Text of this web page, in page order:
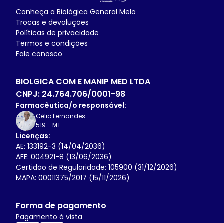
Conheça a Biológica General Melo
Trocas e devoluções
Políticas de privacidade
Termos e condições
Fale conosco
BIOLGICA COM E MANIP MED LTDA
CNPJ: 24.764.706/0001-98
Farmacêutica/o responsável:
Célio Fernandes
519 - MT
Licenças:
AE: 133192-3 (14/04/2036)
AFE: 004921-8 (13/06/2036)
Certidão de Regularidade: 105900 (31/12/2026)
MAPA: 00011375/2017 (15/11/2026)
Forma de pagamento
Pagamento à vista